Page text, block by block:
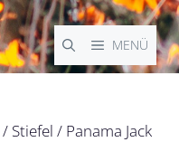
MENÜ
/ Stiefel / Panama Jack